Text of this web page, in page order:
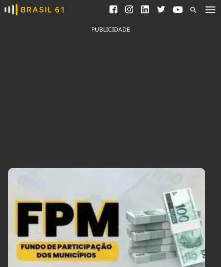
Ver todas as notícias
Saneamento
Indicadores
Brasil Mineral
Ciência &
Tecnologia
Cinema
Economia
Educação
Infraestrutura
Internacional
Saúde
Tempo
PUBLICIDADE